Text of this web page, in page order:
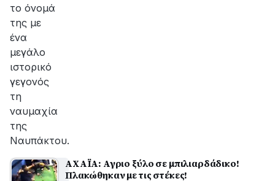
το όνομά
της με
ένα
μεγάλο
ιστορικό
γεγονός
τη
ναυμαχία
της
Ναυπάκτου.
ΑΧΑΪΑ: Αγριο ξύλο σε μπιλιαρδάδικο!
Πλακώθηκαν με τις στέκες!